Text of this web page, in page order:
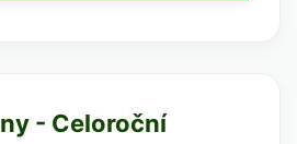
- Celoroční